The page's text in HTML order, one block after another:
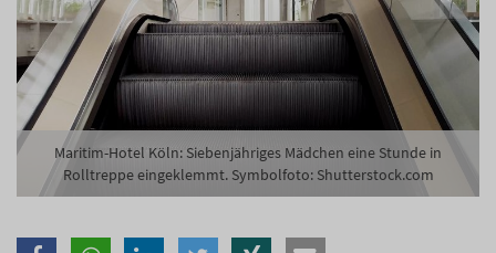
Maritim-Hotel Köln: Siebenjähriges Mädchen eine Stunde in
Rolltreppe eingeklemmt. Symbolfoto: Shutterstock.com
Ich habe dieDatenschutzerklärungzur Kenntnis
genommen.
Anmelden Danke, heute nicht